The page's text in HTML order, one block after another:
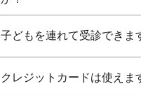
子どもを連れて受診できま
クレジットカードは使えま